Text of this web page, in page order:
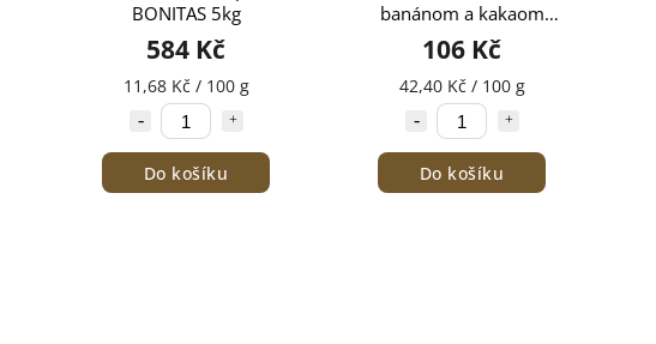
BONITAS 5kg
584 Kč
11,68 Kč / 100 g
Do košíku
banánom a kakaom
BONITAS 250g
106 Kč
42,40 Kč / 100 g
Do košíku